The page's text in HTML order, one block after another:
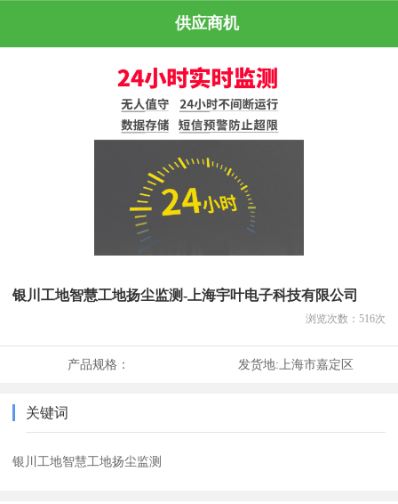
供应商机
银川工地智慧工地扬尘监测-上海宇叶电子科技有限公司
浏览次数： 516次
产品规格： 发货地:上海市嘉定区
关键词
银川工地智慧工地扬尘监测